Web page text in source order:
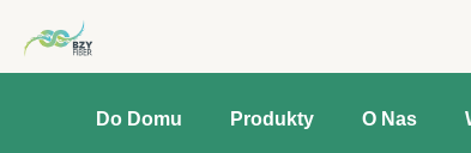
Do Domu Produkty O Nas